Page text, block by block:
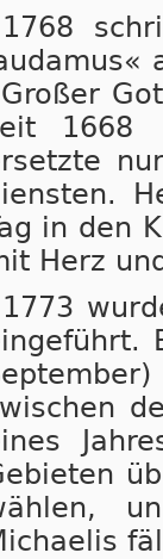
1768
1668
in den
Herz
1773